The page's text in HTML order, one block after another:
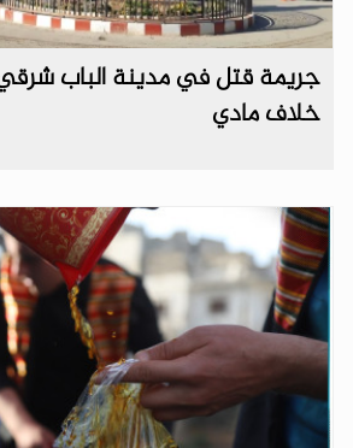
جريمة قتل في مدينة الباب
خلاف مادي